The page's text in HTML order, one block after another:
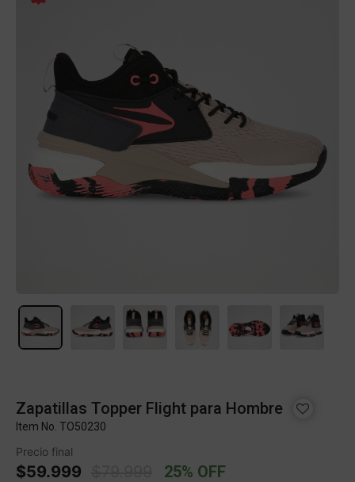
Zapatillas Topper Flight para Hombre
Item No. TO50230
Precio final
$59.999 Price reduced from
25% OFF